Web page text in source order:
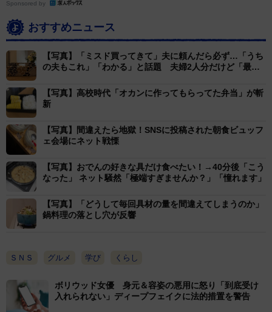
1/3
X（@hyougemono711）より
ね～」「水入れちまったからシャバシャバに？」「圧力
出とるな」「無水カレーはほぼ練り物っすよ」「水入れ
なかったらいい感じだったかもなこれ」など反響多数。
Sponsored by
おすすめニュース
【写真】「ミスド買ってきて」夫に頼んだら必ず…「うち
の夫もこれ」「わかる」と話題 夫婦2人分だけど「最
【写真】高校時代「オカンに作ってもらってた弁当」が斬
新
【写真】間違えたら地獄！SNSに投稿された朝食ビュッフ
ェ会場にネット戦慄
【写真】おでんの好きな具だけ食べたい！→40分後「こう
なった」 ネット騒然「極端すぎませんか？」「憧れます」
【写真】「どうして毎回具材の量を間違えてしまうのか」
鍋料理の落とし穴が反響
ＳＮＳ グルメ 学び くらし
ボリウッド女優 身元＆容姿の悪用に怒り「到底受け
入れられない」ディープフェイクに法的措置を警告